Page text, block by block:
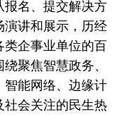
报名、提交解决方
演讲和展示，历经
类企事业单位的百
聚焦智慧政务、
智能网络、边缘计
社会关注的民生热